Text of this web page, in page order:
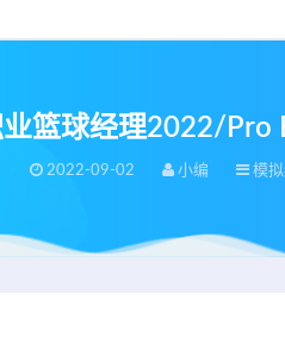
篮球经理2022/Pro
2022-09-02 小编 模